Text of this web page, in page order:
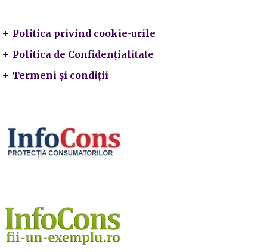
Politica privind cookie-urile
Politica de Confidențialitate
Termeni și condiții